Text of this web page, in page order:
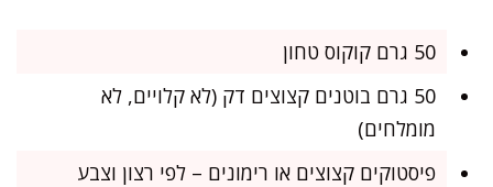
50 גרם קוקוס טחון
50 גרם בוטנים קצוצים דק (לא קלויים, לא
מומלחים)
פיסטוקים קצוצים או רימונים – לפי רצון וצבע